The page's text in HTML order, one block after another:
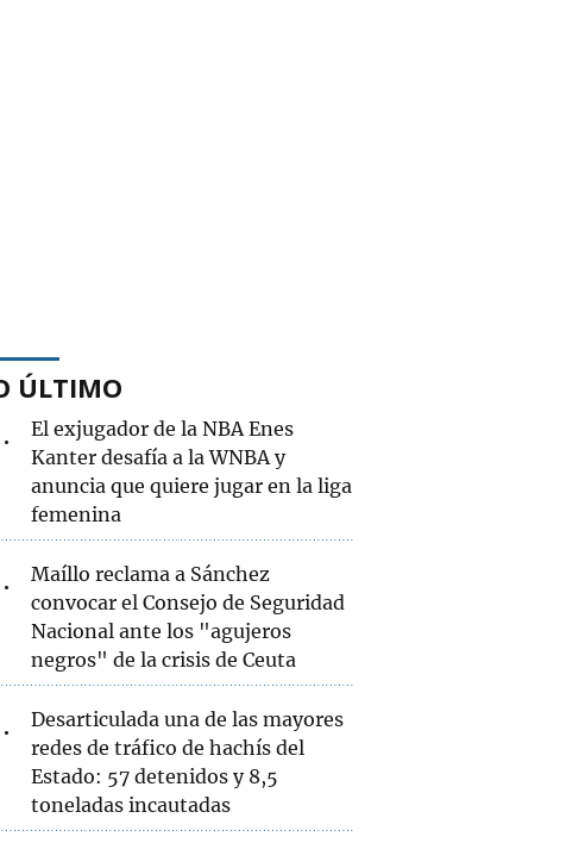
ÚLTIMO
El exjugador de la NBA Enes
Kanter desafía a la WNBA y
anuncia que quiere jugar en la liga
femenina
Maíllo reclama a Sánchez
convocar el Consejo de Seguridad
Nacional ante los "agujeros
negros" de la crisis de Ceuta
Desarticulada una de las mayores
redes de tráfico de hachís del
Estado: 57 detenidos y 8,5
toneladas incautadas